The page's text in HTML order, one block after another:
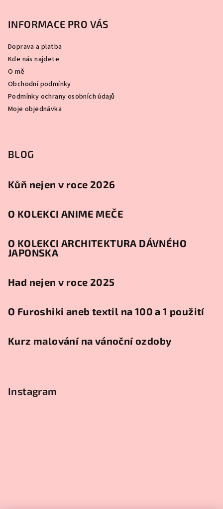
INFORMACE PRO VÁS
Doprava a platba
Kde nás najdete
O mě
Obchodní podmínky
Podmínky ochrany osobních údajů
Moje objednávka
BLOG
Kůň nejen v roce 2026
O KOLEKCI ANIME MEČE
O KOLEKCI ARCHITEKTURA DÁVNÉHO
JAPONSKA
Had nejen v roce 2025
O Furoshiki aneb textil na 100 a 1 použití
Kurz malování na vánoční ozdoby
Instagram